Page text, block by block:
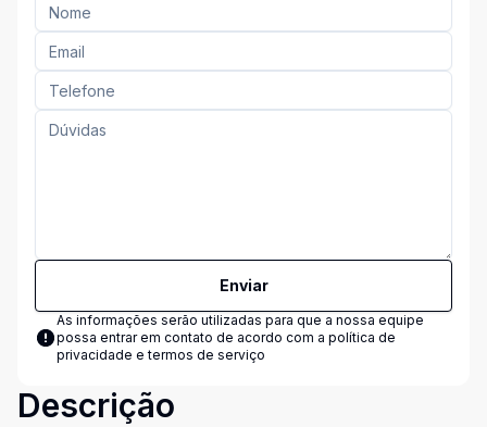
Enviar
As informações serão utilizadas para que a nossa equipe
possa entrar em contato de acordo com a política de
privacidade e termos de serviço
Descrição